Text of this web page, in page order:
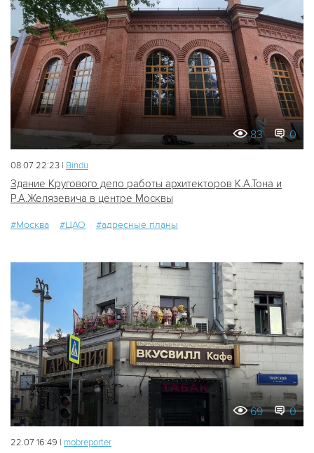
83 0
08.07 22:23 | Bindu
Здание Кругового депо работы архитекторов К.А.Тона и
Р.А.Желязевича в центре Москвы
#Москва #ЦАО #адресные планы
69 0
22.07 16:49 | mobreporter